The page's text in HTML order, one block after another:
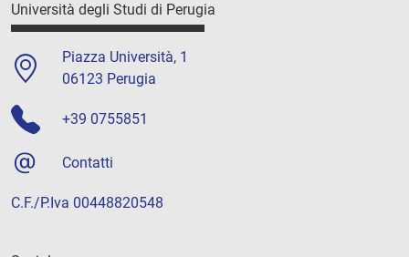
Università degli Studi di Perugia
Piazza Università, 1
06123 Perugia
+39 0755851
Contatti
C.F./P.Iva 00448820548